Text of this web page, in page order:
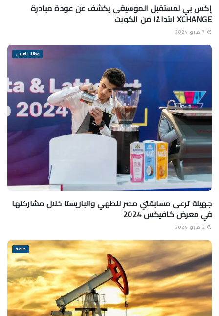
إكس بي لمستقبل الموسيقى يكشف عن عودة مبادرة
XCHANGE ابتداءًا من الكويت
وطننا العربي
جهينة ترعى مسابقتي مصر للطهي والباريستا خلال مشاركتها
في معرض كافيكس 2024
طاقة